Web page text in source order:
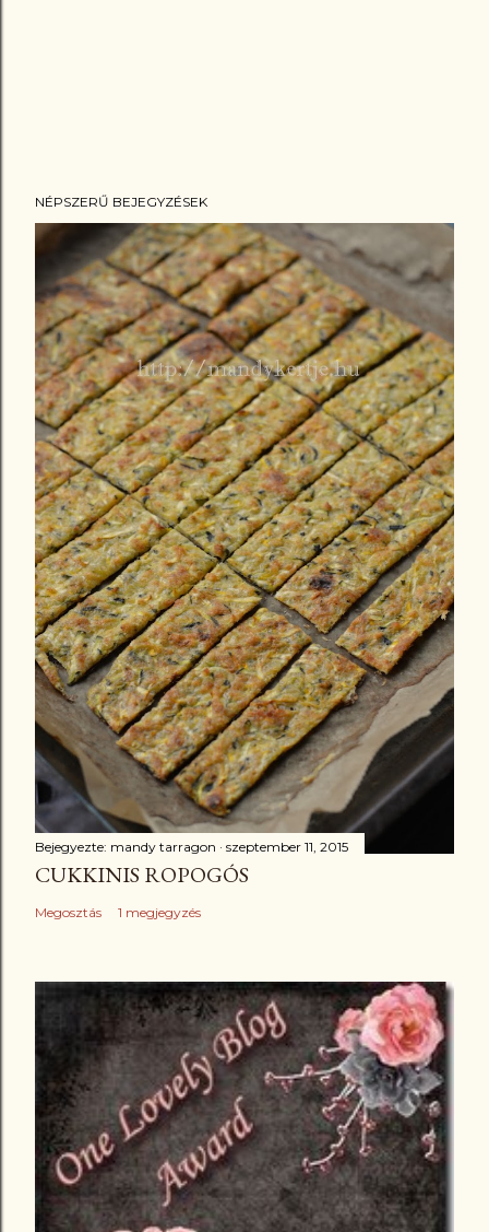
NÉPSZERŰ BEJEGYZÉSEK
Bejegyezte: mandy tarragon szeptember 11, 2015
CUKKINIS ROPOGÓS
Megosztás 1 megjegyzés